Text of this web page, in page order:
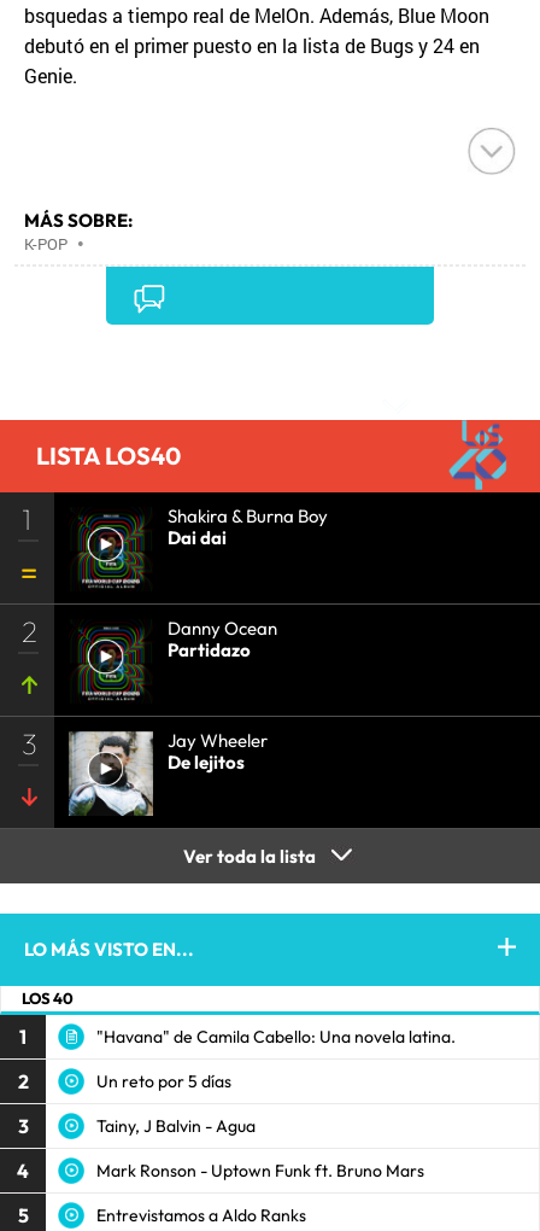
bsquedas a tiempo real de MelOn. Además, Blue Moon
debutó en el primer puesto en la lista de Bugs y 24 en
Genie.
MÁS SOBRE:
K-POP •
LISTA LOS40
1
Shakira & Burna Boy
Dai dai
2
Danny Ocean
Partidazo
3
Jay Wheeler
De lejitos
Ver toda la lista
LO MÁS VISTO EN...
LOS 40
1 "Havana" de Camila Cabello: Una novela latina.
2 Un reto por 5 días
3 Tainy, J Balvin - Agua
4 Mark Ronson - Uptown Funk ft. Bruno Mars
5 Entrevistamos a Aldo Ranks